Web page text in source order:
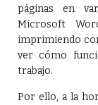
páginas en
Microsoft
imprimiendo
ver cómo
trabajo.
Por ello, a la